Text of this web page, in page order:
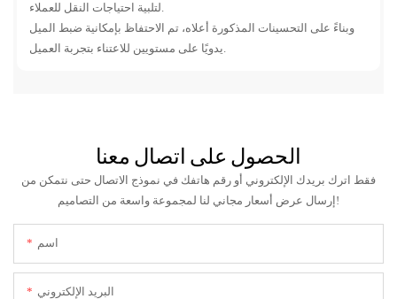
لتلبية احتياجات النقل للعملاء.
وبناءً على التحسينات المذكورة أعلاه، تم الاحتفاظ بإمكانية ضبط الميل
يدويًا على مستويين للاعتناء بتجربة العميل.
الحصول على اتصال معنا
فقط اترك بريدك الإلكتروني أو رقم هاتفك في نموذج الاتصال حتى نتمكن من
إرسال عرض أسعار مجاني لنا لمجموعة واسعة من التصاميم!
اسم
البريد الإلكتروني